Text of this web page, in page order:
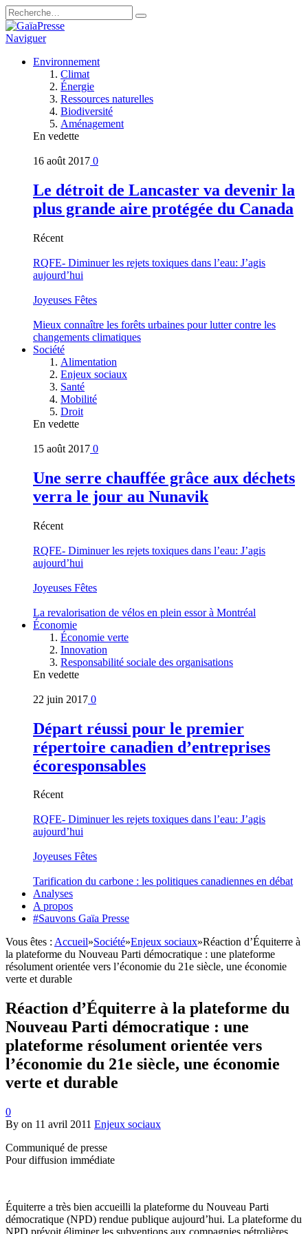
Naviguer
Environnement
Climat
Énergie
Ressources naturelles
Biodiversité
Aménagement
En vedette
16 août 2017 0
Le détroit de Lancaster va devenir la
plus grande aire protégée du Canada
Récent
RQFE- Diminuer les rejets toxiques dans l’eau: J’agis
aujourd’hui
Joyeuses Fêtes
Mieux connaître les forêts urbaines pour lutter contre les
changements climatiques
Société
Alimentation
Enjeux sociaux
Santé
Mobilité
Droit
En vedette
15 août 2017 0
Une serre chauffée grâce aux déchets
verra le jour au Nunavik
Récent
RQFE- Diminuer les rejets toxiques dans l’eau: J’agis
aujourd’hui
Joyeuses Fêtes
La revalorisation de vélos en plein essor à Montréal
Économie
Économie verte
Innovation
Responsabilité sociale des organisations
En vedette
22 juin 2017 0
Départ réussi pour le premier
répertoire canadien d’entreprises
écoresponsables
Récent
RQFE- Diminuer les rejets toxiques dans l’eau: J’agis
aujourd’hui
Joyeuses Fêtes
Tarification du carbone : les politiques canadiennes en débat
Analyses
A propos
#Sauvons Gaïa Presse
Vous êtes : Accueil»Société»Enjeux sociaux»Réaction d’Équiterre à
la plateforme du Nouveau Parti démocratique : une plateforme
résolument orientée vers l’économie du 21e siècle, une économie
verte et durable
Réaction d’Équiterre à la plateforme du
Nouveau Parti démocratique : une
plateforme résolument orientée vers
l’économie du 21e siècle, une économie
verte et durable
0
By on 11 avril 2011 Enjeux sociaux
Communiqué de presse
Pour diffusion immédiate
Équiterre a très bien accueilli la plateforme du Nouveau Parti
démocratique (NPD) rendue publique aujourd’hui. La plateforme du